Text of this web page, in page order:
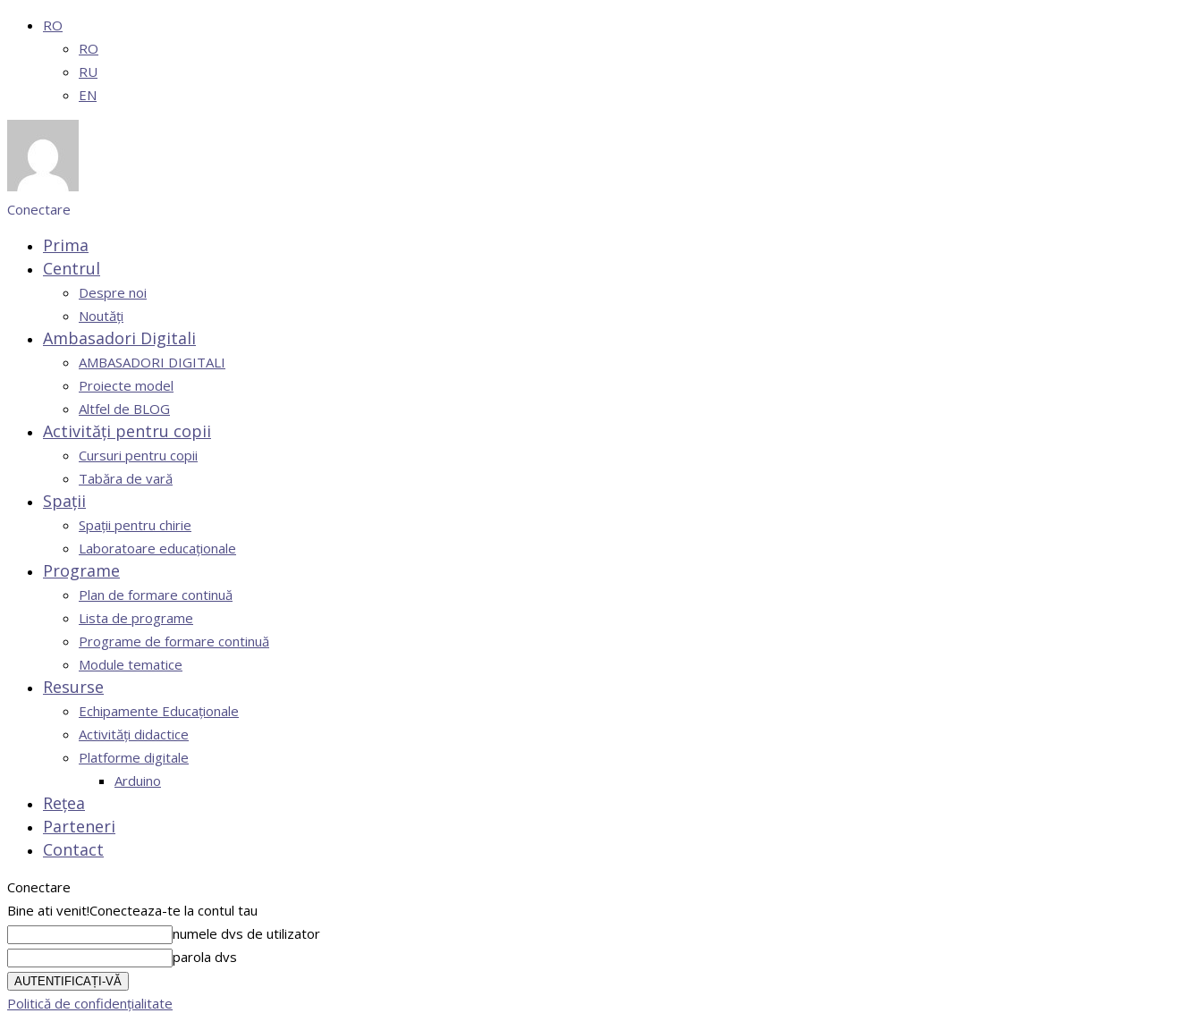
RO
RO
RU
EN
Conectare
Prima
Centrul
Despre noi
Noutăți
Ambasadori Digitali
AMBASADORI DIGITALI
Proiecte model
Altfel de BLOG
Activități pentru copii
Cursuri pentru copii
Tabăra de vară
Spații
Spații pentru chirie
Laboratoare educaționale
Programe
Plan de formare continuă
Lista de programe
Programe de formare continuă
Module tematice
Resurse
Echipamente Educaționale
Activități didactice
Platforme digitale
Arduino
Rețea
Parteneri
Contact
Conectare
Bine ati venit!Conecteaza-te la contul tau
numele dvs de utilizator
parola dvs
Politică de confidențialitate